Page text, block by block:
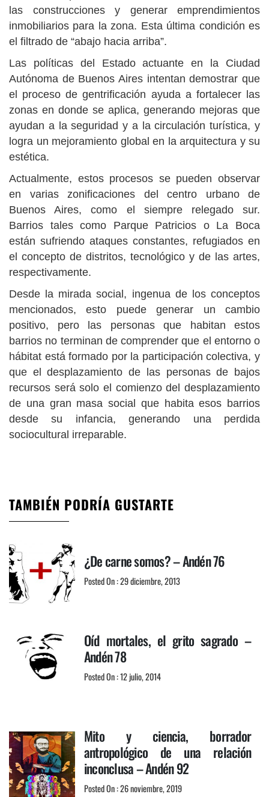
las construcciones y generar emprendimientos
inmobiliarios para la zona. Esta última condición es
el filtrado de “abajo hacia arriba”.
Las políticas del Estado actuante en la Ciudad
Autónoma de Buenos Aires intentan demostrar que
el proceso de gentrificación ayuda a fortalecer las
zonas en donde se aplica, generando mejoras que
ayudan a la seguridad y a la circulación turística, y
logra un mejoramiento global en la arquitectura y su
estética.
Actualmente, estos procesos se pueden observar
en varias zonificaciones del centro urbano de
Buenos Aires, como el siempre relegado sur.
Barrios tales como Parque Patricios o La Boca
están sufriendo ataques constantes, refugiados en
el concepto de distritos, tecnológico y de las artes,
respectivamente.
Desde la mirada social, ingenua de los conceptos
mencionados, esto puede generar un cambio
positivo, pero las personas que habitan estos
barrios no terminan de comprender que el entorno o
hábitat está formado por la participación colectiva, y
que el desplazamiento de las personas de bajos
recursos será solo el comienzo del desplazamiento
de una gran masa social que habita esos barrios
desde su infancia, generando una perdida
sociocultural irreparable.
TAMBIÉN PODRÍA GUSTARTE
¿De carne somos? – Andén 76
Posted On : 29 diciembre, 2013
Oíd mortales, el grito sagrado –
Andén 78
Posted On : 12 julio, 2014
Mito y ciencia, borrador
antropológico de una relación
inconclusa – Andén 92
Posted On : 26 noviembre, 2019